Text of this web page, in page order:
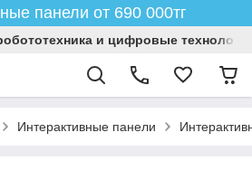
панели от 690 000тг
и цифровые
Интерактивные панели